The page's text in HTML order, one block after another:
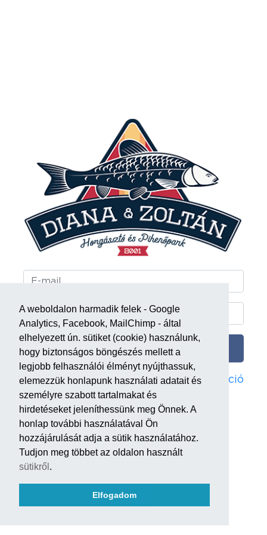
A weboldalon harmadik felek - Google
Analytics, Facebook, MailChimp - által
elhelyezett ún. sütiket (cookie) használunk,
hogy biztonságos böngészés mellett a
legjobb felhasználói élményt nyújthassuk,
elemezzük honlapunk használati adatait és
személyre szabott tartalmakat és
hirdetéseket jeleníthessünk meg Önnek. A
honlap további használatával Ön
hozzájárulását adja a sütik használatához.
Tudjon meg többet az oldalon használt
sütikről .
Elfogadom
BELÉPÉS
Elfelejtett jelszó Regisztráció